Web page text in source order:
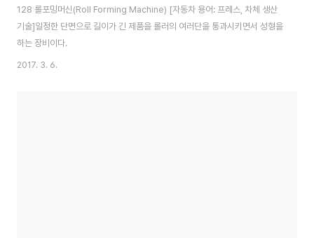
128 롤포밍머신(Roll Forming Machine) [자동차 용어: 프레스, 차체 생산
기술]일정한 단면으로 길이가 긴 제품을 롤러의 여러단을 통과시키면서 성형을
하는 장비이다.
2017. 3. 6.